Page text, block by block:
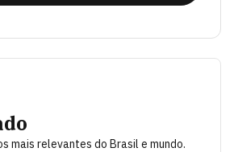
mais relevantes do Brasil e mundo.